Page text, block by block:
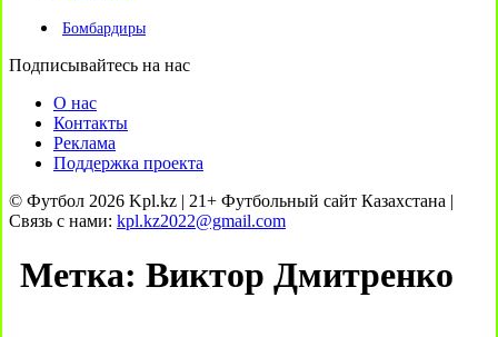
Бомбардиры
Подписывайтесь на нас
О нас
Контакты
Реклама
Поддержка проекта
© Футбол 2026 Kpl.kz | 21+ Футбольный сайт Казахстана |
Связь с нами: kpl.kz2022@gmail.com
Метка: Виктор Дмитренко